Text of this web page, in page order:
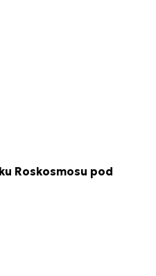
Roskosmosu pod